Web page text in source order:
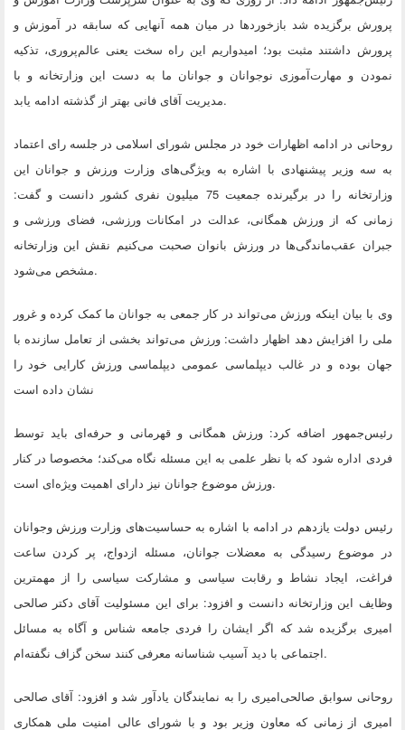
پرورش برگزیده شد بازخوردها در میان همه آنهایی که سابقه در آموزش و
پرورش داشتند مثبت بود؛ امیدواریم این راه سخت یعنی عالم‌پروری، تذکیه
نمودن و مهارت‌آموزی نوجوانان و جوانان ما به دست این وزارتخانه و با
مدیریت آقای فانی بهتر از گذشته ادامه یابد.
روحانی در ادامه اظهارات خود در مجلس شورای اسلامی در جلسه رای اعتماد
به سه وزیر پیشنهادی با اشاره به ویژگی‌های وزارت ورزش و جوانان این
وزارتخانه را در برگیرنده جمعیت 75 میلیون نفری کشور دانست و گفت:
زمانی که از ورزش همگانی، عدالت در امکانات ورزشی، فضای ورزشی و
جبران عقب‌ماندگی‌ها در ورزش بانوان صحبت می‌کنیم نقش این وزارتخانه
مشخص می‌شود.
وی با بیان اینکه ورزش می‌تواند در کار جمعی به جوانان ما کمک کرده و غرور
ملی را افزایش دهد اظهار داشت: ورزش می‌تواند بخشی از تعامل سازنده با
جهان بوده و در غالب دیپلماسی عمومی دیپلماسی ورزش کارایی خود را
نشان داده است
رئیس‌جمهور اضافه کرد: ورزش همگانی و قهرمانی و حرفه‌ای باید توسط
فردی اداره شود که با نظر علمی به این مسئله نگاه می‌کند؛ مخصوصا در کنار
ورزش موضوع جوانان نیز دارای اهمیت ویژه‌ای است.
رئیس دولت یازدهم در ادامه با اشاره به حساسیت‌های وزارت ورزش وجوانان
در موضوع رسیدگی به معضلات جوانان، مسئله ازدواج، پر کردن ساعت
فراغت، ایجاد نشاط و رقابت سیاسی و مشارکت سیاسی را از مهمترین
وظایف این وزارتخانه دانست و افزود: برای این مسئولیت آقای دکتر صالحی
امیری برگزیده شد که اگر ایشان را فردی جامعه شناس و آگاه به مسائل
اجتماعی با دید آسیب شناسانه معرفی کنند سخن گزاف نگفته‌ام.
روحانی سوابق صالحی‌امیری را به نمایندگان یادآور شد و افزود: آقای صالحی
امیری از زمانی که معاون وزیر بود و با شورای عالی امنیت ملی همکاری